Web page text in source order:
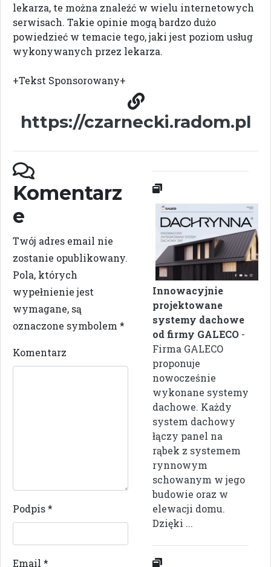
lekarza, te można znaleźć w wielu internetowych
serwisach. Takie opinie mogą bardzo dużo
powiedzieć w temacie tego, jaki jest poziom usług
wykonywanych przez lekarza.
+Tekst Sponsorowany+
https://czarnecki.radom.pl
Komentarz
e
Twój adres email nie
zostanie opublikowany.
Pola, których
wypełnienie jest
wymagane, są
oznaczone symbolem *
Komentarz
Podpis*
Email *
Innowacyjnie
projektowane
systemy dachowe
od firmy GALECO -
Firma GALECO
proponuje
nowocześnie
wykonane systemy
dachowe. Każdy
system dachowy
łączy panel na
rąbek z systemem
rynnowym
schowanym w jego
budowie oraz w
elewacji domu.
Dzięki ...